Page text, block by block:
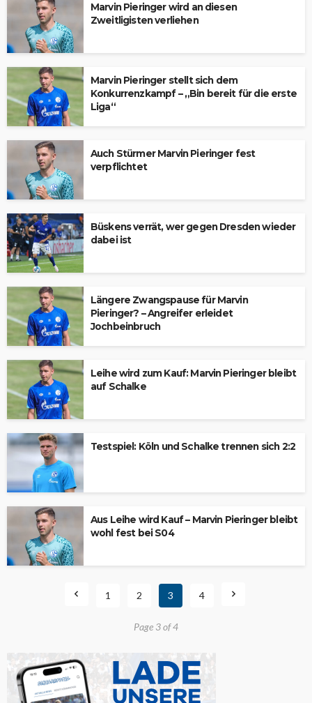
Marvin Pieringer wird an diesen
Zweitligisten verliehen
Marvin Pieringer stellt sich dem
Konkurrenzkampf – „Bin bereit für die erste
Liga“
Auch Stürmer Marvin Pieringer fest
verpflichtet
Büskens verrät, wer gegen Dresden wieder
dabei ist
Längere Zwangspause für Marvin
Pieringer? – Angreifer erleidet
Jochbeinbruch
Leihe wird zum Kauf: Marvin Pieringer bleibt
auf Schalke
Testspiel: Köln und Schalke trennen sich 2:2
Aus Leihe wird Kauf – Marvin Pieringer bleibt
wohl fest bei S04
1 2 3 4
Page 3 of 4